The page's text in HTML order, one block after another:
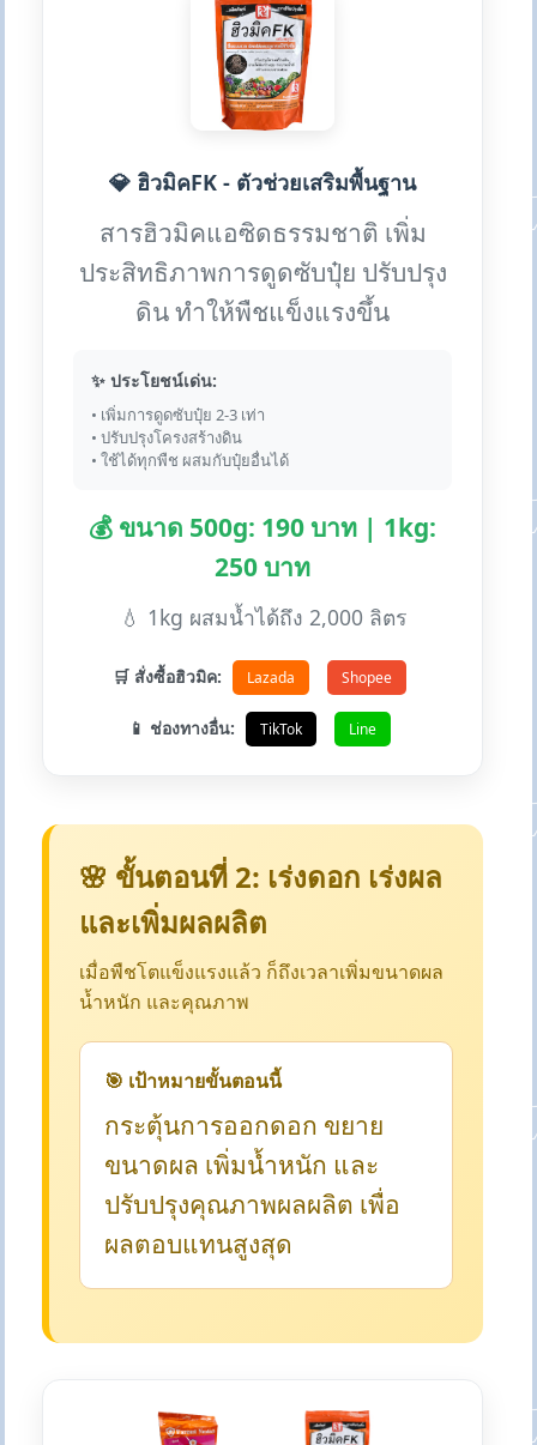
💎 ฮิวมิคFK - ตัวช่วยเสริมพื้นฐาน
สารฮิวมิคแอซิดธรรมชาติ เพิ่ม
ประสิทธิภาพการดูดซับปุ๋ย ปรับปรุง
ดิน ทำให้พืชแข็งแรงขึ้น
✨ ประโยชน์เด่น:
• เพิ่มการดูดซับปุ๋ย 2-3 เท่า
• ปรับปรุงโครงสร้างดิน
• ใช้ได้ทุกพืช ผสมกับปุ๋ยอื่นได้
💰 ขนาด 500g: 190 บาท | 1kg:
250 บาท
💧 1kg ผสมน้ำได้ถึง 2,000 ลิตร
🛒 สั่งซื้อฮิวมิค: Lazada Shopee
📱 ช่องทางอื่น: TikTok Line
🌸 ขั้นตอนที่ 2: เร่งดอก เร่งผล
และเพิ่มผลผลิต
เมื่อพืชโตแข็งแรงแล้ว ก็ถึงเวลาเพิ่มขนาดผล
น้ำหนัก และคุณภาพ
🎯 เป้าหมายขั้นตอนนี้
กระตุ้นการออกดอก ขยาย
ขนาดผล เพิ่มน้ำหนัก และ
ปรับปรุงคุณภาพผลผลิต เพื่อ
ผลตอบแทนสูงสุด